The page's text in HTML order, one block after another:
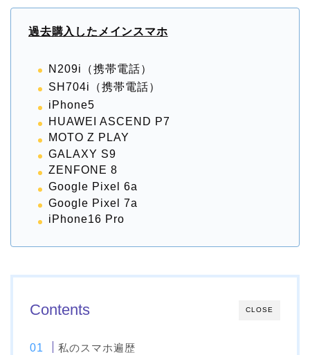
過去購入したメインスマホ
N209i（携帯電話）
SH704i（携帯電話）
iPhone5
HUAWEI ASCEND P7
MOTO Z PLAY
GALAXY S9
ZENFONE 8
Google Pixel 6a
Google Pixel 7a
iPhone16 Pro
CLOSE
Contents
私のスマホ遍歴